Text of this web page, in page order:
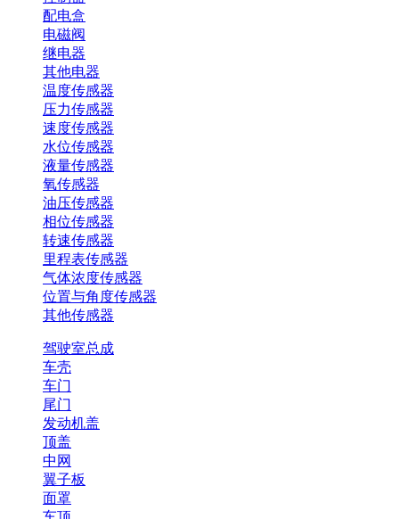
配电盒
电磁阀
继电器
其他电器
温度传感器
压力传感器
速度传感器
水位传感器
液量传感器
氧传感器
油压传感器
相位传感器
转速传感器
里程表传感器
气体浓度传感器
位置与角度传感器
其他传感器
驾驶室总成
车壳
车门
尾门
发动机盖
顶盖
中网
翼子板
面罩